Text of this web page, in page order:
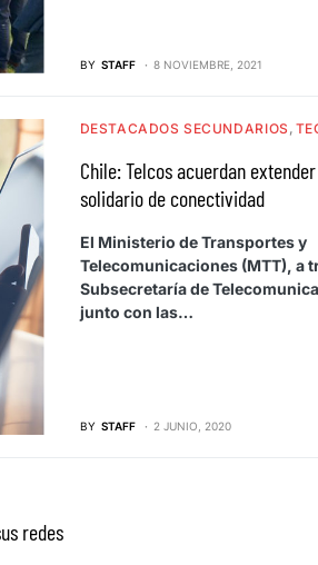
BY STAFF 8 NOVIEMBRE, 2021
DESTACADOS SECUNDARIOS
Chile: Telcos acuerdan
solidario de conectividad
El Ministerio de Transportes y
Telecomunicaciones (MTT), a
Subsecretaría de
junto con las…
BY STAFF 2 JUNIO, 2020
redes